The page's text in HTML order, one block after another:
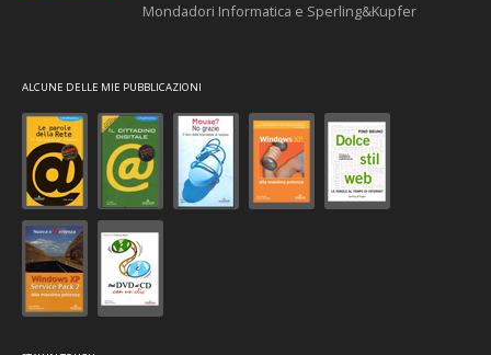
Mondadori Informatica e Sperling&Kupfer
ALCUNE DELLE MIE PUBBLICAZIONI